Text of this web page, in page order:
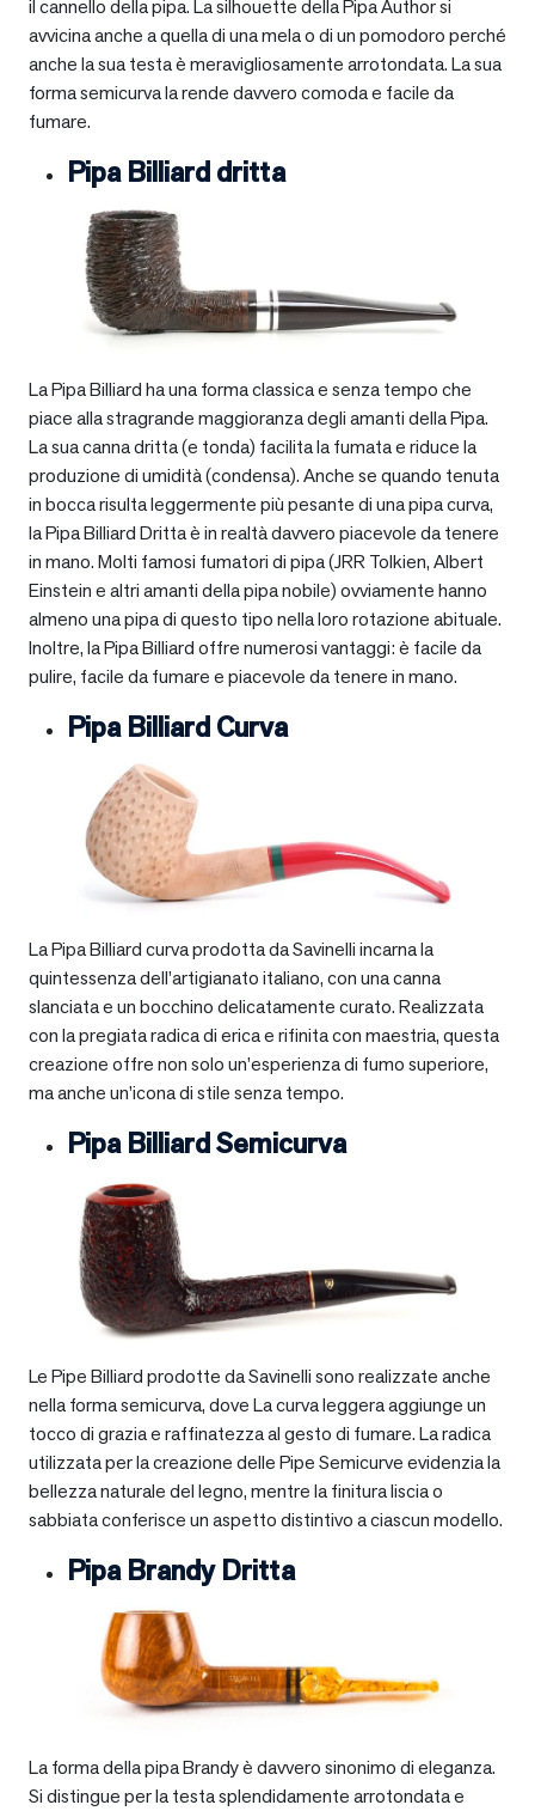
il cannello della pipa. La silhouette della Pipa Author si
avvicina anche a quella di una mela o di un pomodoro perché
anche la sua testa è meravigliosamente arrotondata. La sua
forma semicurva la rende davvero comoda e facile da
fumare.
Pipa Billiard dritta
La Pipa Billiard ha una forma classica e senza tempo che
piace alla stragrande maggioranza degli amanti della Pipa.
La sua canna dritta (e tonda) facilita la fumata e riduce la
produzione di umidità (condensa). Anche se quando tenuta
in bocca risulta leggermente più pesante di una pipa curva,
la Pipa Billiard Dritta è in realtà davvero piacevole da tenere
in mano. Molti famosi fumatori di pipa (JRR Tolkien, Albert
Einstein e altri amanti della pipa nobile) ovviamente hanno
almeno una pipa di questo tipo nella loro rotazione abituale.
Inoltre, la Pipa Billiard offre numerosi vantaggi: è facile da
pulire, facile da fumare e piacevole da tenere in mano.
Pipa Billiard Curva
La Pipa Billiard curva prodotta da Savinelli incarna la
quintessenza dell’artigianato italiano, con una canna
slanciata e un bocchino delicatamente curato. Realizzata
con la pregiata radica di erica e rifinita con maestria, questa
creazione offre non solo un’esperienza di fumo superiore,
ma anche un’icona di stile senza tempo.
Pipa Billiard Semicurva
Le Pipe Billiard prodotte da Savinelli sono realizzate anche
nella forma semicurva, dove La curva leggera aggiunge un
tocco di grazia e raffinatezza al gesto di fumare. La radica
utilizzata per la creazione delle Pipe Semicurve evidenzia la
bellezza naturale del legno, mentre la finitura liscia o
sabbiata conferisce un aspetto distintivo a ciascun modello.
Pipa Brandy Dritta
La forma della pipa Brandy è davvero sinonimo di eleganza.
Si distingue per la testa splendidamente arrotondata e